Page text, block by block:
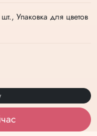
Упаковка для цветов